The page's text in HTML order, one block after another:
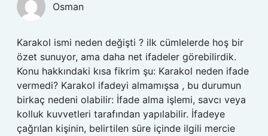
Osman
Karakol ismi neden değişti ? ilk cümlelerde hoş bir
özet sunuyor, ama daha net ifadeler görebilirdik.
Konu hakkındaki kısa fikrim şu: Karakol neden ifade
vermedi? Karakol ifadeyi almamışsa , bu durumun
birkaç nedeni olabilir: İfade alma işlemi, savcı veya
kolluk kuvvetleri tarafından yapılabilir. İfadeye
çağrılan kişinin, belirtilen süre içinde ilgili mercie